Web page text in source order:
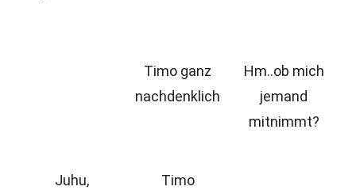
Timo ganz
nachdenklich
Hm..ob mich
jemand
mitnimmt?
Juhu,
Timo